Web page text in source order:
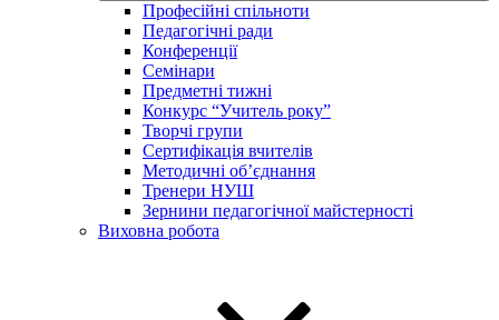
Професійні спільноти
Педагогічні ради
Конференції
Семінари
Предметні тижні
Конкурс “Учитель року”
Творчі групи
Сертифікація вчителів
Методичні об’єднання
Тренери НУШ
Зернини педагогічної майстерності
Виховна робота